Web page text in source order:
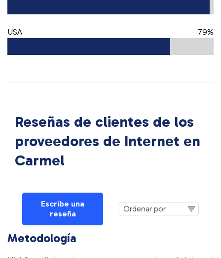
USA 79%
Reseñas de clientes de los
proveedores de Internet en
Carmel
Escribe una
reseña
Metodología